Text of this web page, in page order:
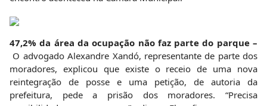
47,2% da área da ocupação não faz parte do parque –
O advogado Alexandre Xandó, representante de parte dos
moradores, explicou que existe o receio de uma nova
reintegração de posse e uma petição, de autoria da
prefeitura, pede a prisão dos moradores. “Precisa